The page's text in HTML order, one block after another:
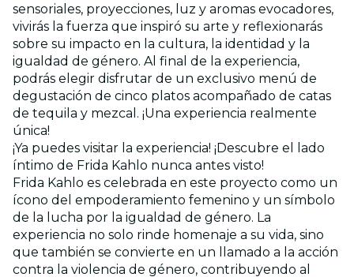
sensoriales, proyecciones, luz y aromas evocadores,
vivirás la fuerza que inspiró su arte y reflexionarás
sobre su impacto en la cultura, la identidad y la
igualdad de género. Al final de la experiencia,
podrás elegir disfrutar de un exclusivo menú de
degustación de cinco platos acompañado de catas
de tequila y mezcal. ¡Una experiencia realmente
única!
¡Ya puedes visitar la experiencia! ¡Descubre el lado
íntimo de Frida Kahlo nunca antes visto!
Frida Kahlo es celebrada en este proyecto como un
ícono del empoderamiento femenino y un símbolo
de la lucha por la igualdad de género. La
experiencia no solo rinde homenaje a su vida, sino
que también se convierte en un llamado a la acción
contra la violencia de género, contribuyendo al